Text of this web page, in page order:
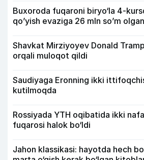
Buxoroda fuqaroni biryo‘la 4-
qo’yish evaziga 26 mln so’m
Shavkat Mirziyoyev Donald
orqali muloqot qildi
Saudiyaga Eronning ikki
kutilmoqda
Rossiyada YTH oqibatida ikki
fuqarosi halok bo‘ldi
Jahon klassikasi: hayotda hech